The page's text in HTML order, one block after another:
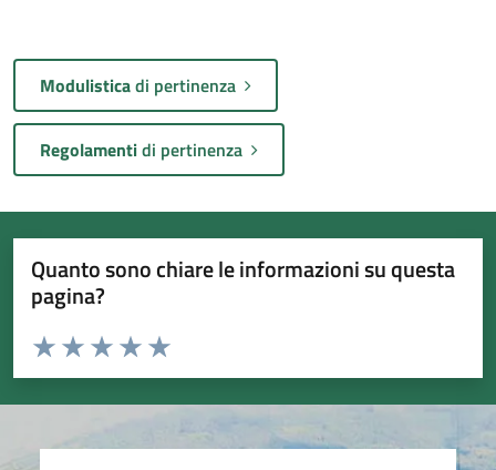
Modulisticadi pertinenza
Regolamentidi pertinenza
Quanto sono chiare le informazioni su questa
pagina?
Valuta da 1 a 5 stelle la pagina
Valuta 5 stelle su 5
Valuta 4 stelle su 5
Valuta 3 stelle su 5
Valuta 2 stelle su 5
Valuta 1 stelle su 5